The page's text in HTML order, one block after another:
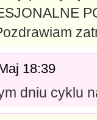
18:39
dniu cyklu